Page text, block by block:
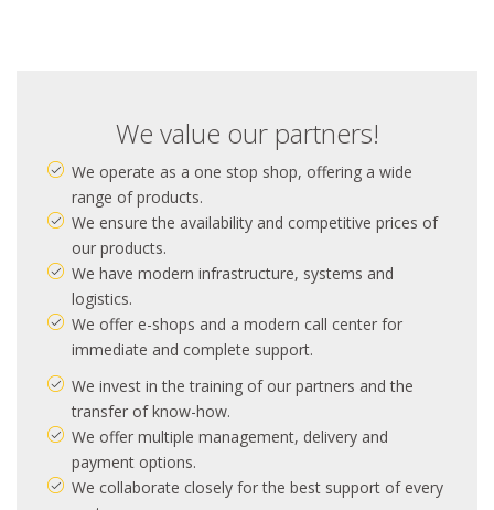
We value our partners!
We operate as a one stop shop, offering a wide
range of products.
We ensure the availability and competitive prices of
our products.
We have modern infrastructure, systems and
logistics.
We offer e-shops and a modern call center for
immediate and complete support.
We invest in the training of our partners and the
transfer of know-how.
We offer multiple management, delivery and
payment options.
We collaborate closely for the best support of every